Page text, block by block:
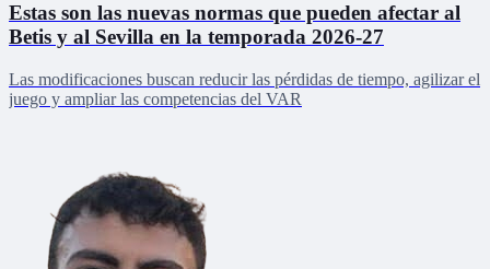
Estas son las nuevas normas que pueden afectar al
Betis y al Sevilla en la temporada 2026-27
Las modificaciones buscan reducir las pérdidas de tiempo, agilizar el
juego y ampliar las competencias del VAR